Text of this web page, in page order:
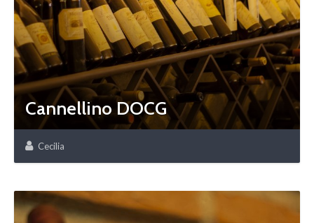
Cannellino DOCG
Cecilia